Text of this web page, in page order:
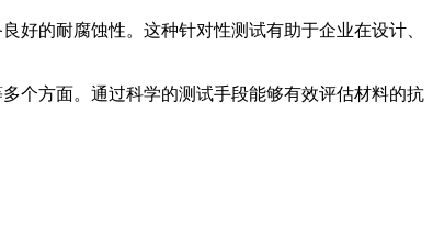
好的耐腐蚀性。这种针对性测试有助于企业在设计、
个方面。通过科学的测试手段能够有效评估材料的抗